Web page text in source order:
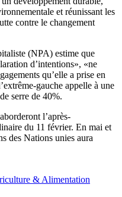
et réunissant les
contre le changement
(NPA) estime que
d’intentions», «ne
qu’elle a prise en
gauche appelle à une
serre de 40%.
l’après-
du 11 février. En mai et
des Nations unies aura
& Alimentation